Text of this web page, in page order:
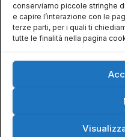
conserviamo piccole stringhe
e capire l’interazione con le
terze parti, per i quali ti
tutte le finalità nella pagina
Copyright © Baldoin